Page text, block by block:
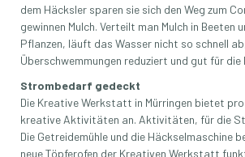
dem Häcksler sparen sie sich den Weg zum
gewinnen Mulch. Verteilt man Mulch in Beeten
Pflanzen, läuft das Wasser nicht so schnell
Überschwemmungen reduziert und gut für die
Strombedarf gedeckt
Die Kreative Werkstatt in Mürringen bietet
kreative Aktivitäten an. Aktivitäten, für die
Die Getreidemühle und die Häckselmaschine
neue Töpferofen der Kreativen Werkstatt